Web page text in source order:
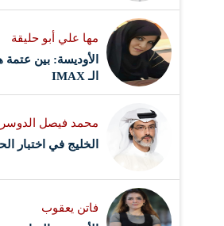
مها علي أبو حليقة
الأوديسة: بين
الـ IMAX
محمد فيصل
‏الخليج في اختبار
فاتن يعقوب